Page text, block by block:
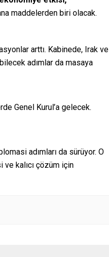
maddelerden biri olacak.
arttı. Kabinede, Irak ve
adımlar da masaya
Genel Kurul’a gelecek.
adımları da sürüyor. O
ve kalıcı çözüm için